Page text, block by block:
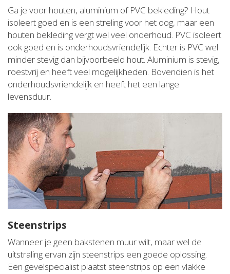
Ga je voor houten, aluminium of PVC bekleding? Hout
isoleert goed en is een streling voor het oog, maar een
houten bekleding vergt wel veel onderhoud. PVC isoleert
ook goed en is onderhoudsvriendelijk. Echter is PVC wel
minder stevig dan bijvoorbeeld hout. Aluminium is stevig,
roestvrij en heeft veel mogelijkheden. Bovendien is het
onderhoudsvriendelijk en heeft het een lange
levensduur.
Steenstrips
Wanneer je geen bakstenen muur wilt, maar wel de
uitstraling ervan zijn steenstrips een goede oplossing.
Een gevelspecialist plaatst steenstrips op een vlakke